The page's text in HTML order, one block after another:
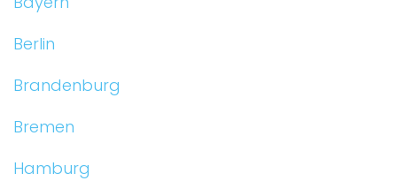
Berlin
Brandenburg
Bremen
Hamburg